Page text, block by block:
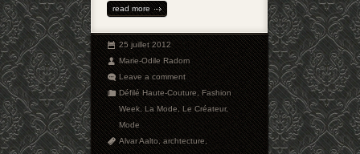
read more
25 juillet 2012
Marie-Odile Radom
Leave a comment
Défilé Haute-Couture,Fashion
Week,La Mode,Le Créateur,
Mode
Alvar Aalto,archtecture,